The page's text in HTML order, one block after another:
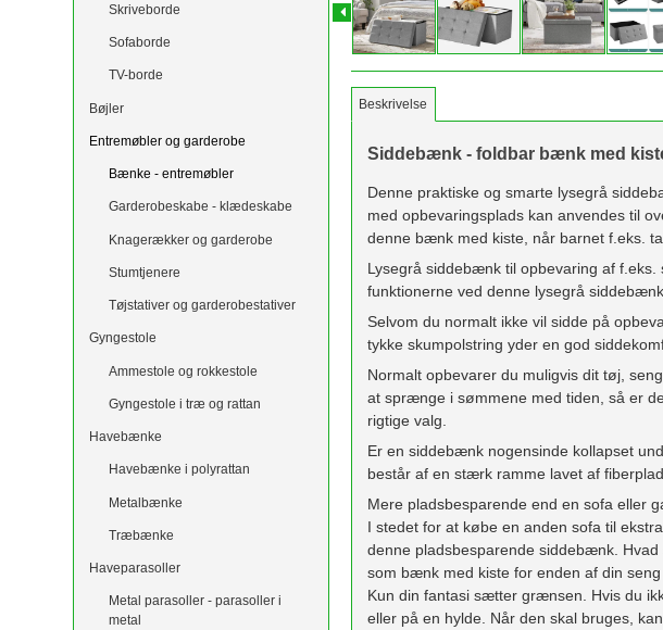
Skriveborde
Sofaborde
TV-borde
Bøjler
Entremøbler og garderobe
Bænke - entremøbler
Garderobeskabe - klædeskabe
Knagerækker og garderobe
Stumtjenere
Tøjstativer og garderobestativer
Gyngestole
Ammestole og rokkestole
Gyngestole i træ og rattan
Havebænke
Havebænke i polyrattan
Metalbænke
Træbænke
Haveparasoller
Metal parasoller - parasoller i
metal
Beskrivelse
Siddebænk - foldbar bænk med
Denne praktiske og smarte lysegrå
med opbevaringsplads kan anvendes til
denne bænk med kiste, når barnet f.eks.
Lysegrå siddebænk til opbevaring af
funktionerne ved denne lysegrå
Selvom du normalt ikke vil sidde på
tykke skumpolstring yder en god
Normalt opbevarer du muligvis dit tøj,
at sprænge i sømmene med tiden, så er
rigtige valg.
Er en siddebænk nogensinde kollapset
består af en stærk ramme lavet af
Mere pladsbesparende end en sofa eller
I stedet for at købe en anden sofa til
denne pladsbesparende siddebænk.
som bænk med kiste for enden af din
Kun din fantasi sætter grænsen. Hvis du
eller på en hylde. Når den skal bruges,